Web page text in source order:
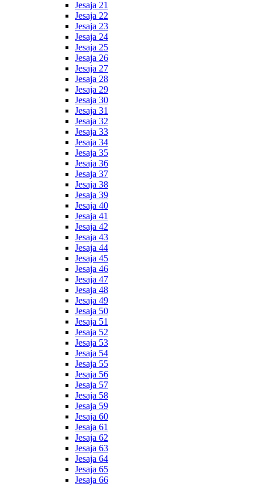
Jesaja 21
Jesaja 22
Jesaja 23
Jesaja 24
Jesaja 25
Jesaja 26
Jesaja 27
Jesaja 28
Jesaja 29
Jesaja 30
Jesaja 31
Jesaja 32
Jesaja 33
Jesaja 34
Jesaja 35
Jesaja 36
Jesaja 37
Jesaja 38
Jesaja 39
Jesaja 40
Jesaja 41
Jesaja 42
Jesaja 43
Jesaja 44
Jesaja 45
Jesaja 46
Jesaja 47
Jesaja 48
Jesaja 49
Jesaja 50
Jesaja 51
Jesaja 52
Jesaja 53
Jesaja 54
Jesaja 55
Jesaja 56
Jesaja 57
Jesaja 58
Jesaja 59
Jesaja 60
Jesaja 61
Jesaja 62
Jesaja 63
Jesaja 64
Jesaja 65
Jesaja 66